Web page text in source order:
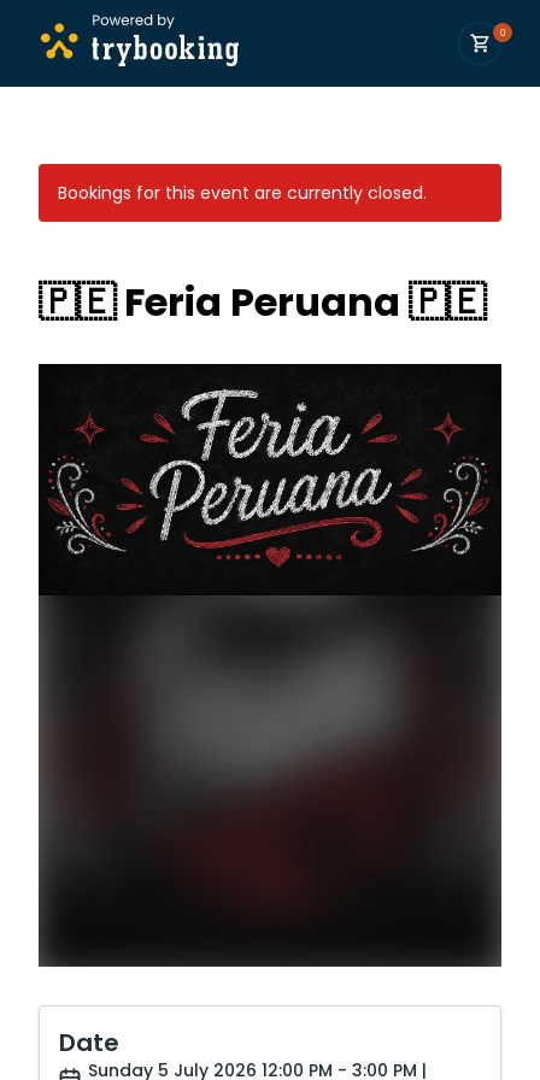
0
Bookings for this event are currently closed.
🇵🇪 Feria Peruana 🇵🇪
Date
Sunday 5 July 2026 12:00 PM - 3:00 PM |